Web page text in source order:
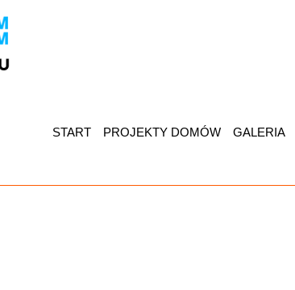
START PROJEKTY DOMÓW GALERIA